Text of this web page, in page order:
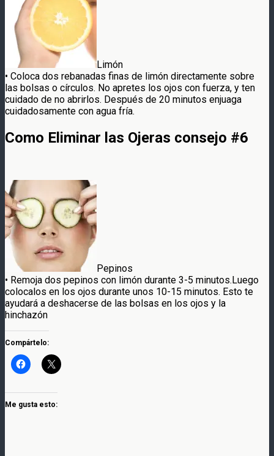
Limón
• Coloca dos rebanadas finas de limón directamente sobre
las bolsas o círculos. No apretes los ojos con fuerza, y ten
cuidado de no abrirlos. Después de 20 minutos enjuaga
cuidadosamente con agua fría.
Como Eliminar las Ojeras consejo #6
Pepinos
• Remoja dos pepinos con limón durante 3-5 minutos.Luego
colocalos en los ojos durante unos 10-15 minutos. Esto te
ayudará a deshacerse de las bolsas en los ojos y la
hinchazón
Compártelo:
Me gusta esto: